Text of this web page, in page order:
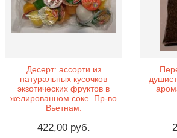
Десерт: ассорти из
натуральных кусочков
экзотических фруктов в
желированном соке. Пр-во
Вьетнам.
422,00 руб.